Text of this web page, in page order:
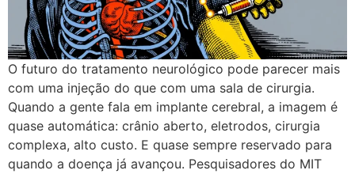
O futuro do tratamento neurológico pode parecer mais
com uma injeção do que com uma sala de cirurgia.
Quando a gente fala em implante cerebral, a imagem é
quase automática: crânio aberto, eletrodos, cirurgia
complexa, alto custo. E quase sempre reservado para
quando a doença já avançou. Pesquisadores do MIT